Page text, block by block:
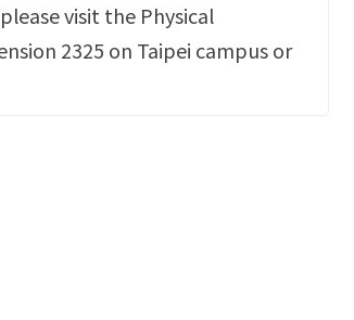
visit the Physical
2325 on Taipei campus or